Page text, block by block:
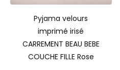
Pyjama velours
imprimé irisé
CARREMENT BEAU BEBE
COUCHE FILLE Rose